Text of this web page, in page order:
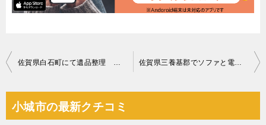
投
ビ
佐賀県白石町にて遺品整理 お客様の声 佐賀県三養基郡でソファと電子レンジ処分のお客様の声
小城市の最新クチコミ